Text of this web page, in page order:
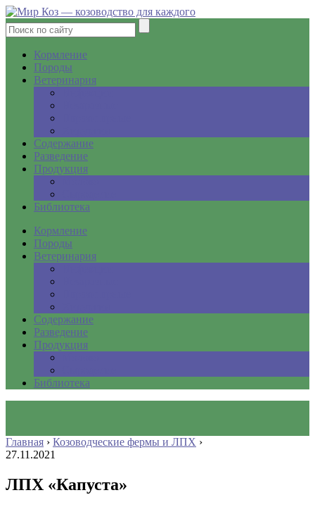
Кормление
Породы
Ветеринария
Содержание
Разведение
Продукция
Библиотека
Кормление
Породы
Ветеринария
Содержание
Разведение
Продукция
Библиотека
Главная › Козоводческие фермы и ЛПХ ›
27.11.2021
ЛПХ «Капуста»